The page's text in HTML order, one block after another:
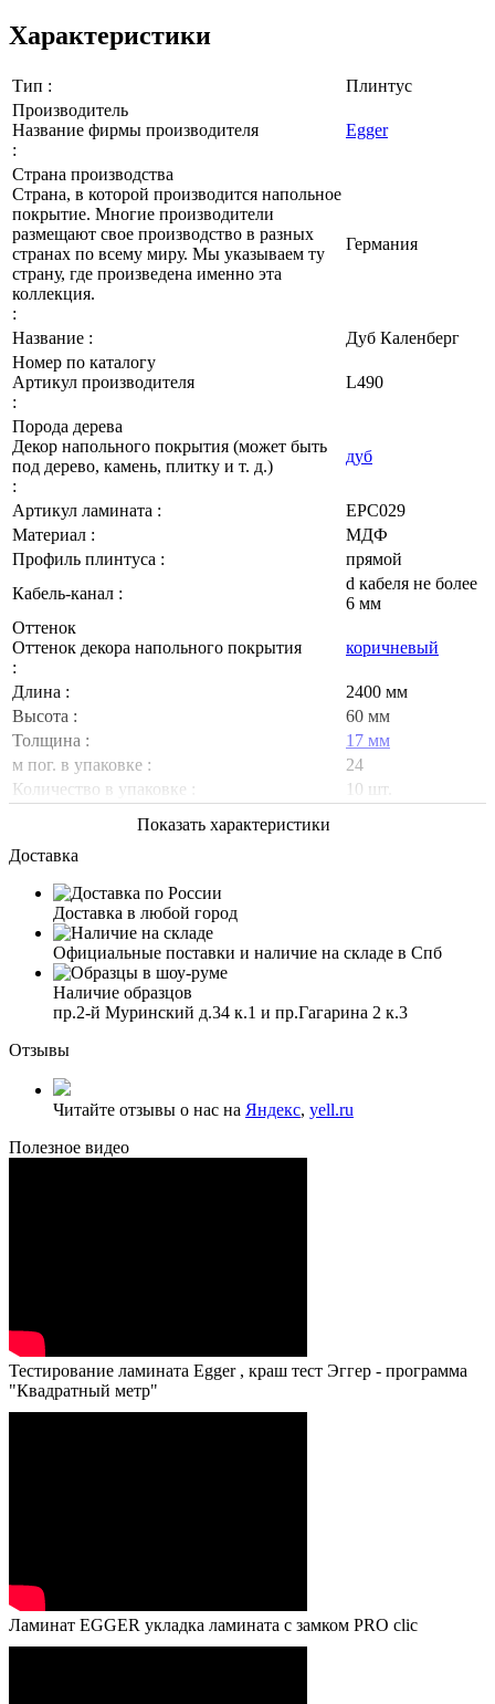
Характеристики
Тип :
Плинтус
Производитель
Название фирмы производителя
:
Egger
Страна производства
Страна, в которой производится напольное
покрытие. Многие производители
размещают свое производство в разных
странах по всему миру. Мы указываем ту
страну, где произведена именно эта
коллекция.
:
Германия
Название :
Дуб Каленберг
Номер по каталогу
Артикул производителя
:
L490
Порода дерева
Декор напольного покрытия (может быть
под дерево, камень, плитку и т. д.)
:
дуб
Артикул ламината :
EPC029
Материал :
МДФ
Профиль плинтуса :
прямой
Кабель-канал :
d кабеля не более
6 мм
Оттенок
Оттенок декора напольного покрытия
:
коричневый
Длина :
2400 мм
Высота :
60 мм
Толщина :
17 мм
м пог. в упаковке :
24
Количество в упаковке :
10 шт.
Показать характеристики
Доставка
Доставка в любой город
Официальные поставки и наличие на складе в Спб
Наличие образцов
пр.2-й Муринский д.34 к.1 и пр.Гагарина 2 к.3
Отзывы
Читайте отзывы о нас на Яндекс, yell.ru
Полезное видео
Тестирование ламината Egger , краш тест Эггер - программа
"Квадратный метр"
Ламинат EGGER укладка ламината с замком PRO clic